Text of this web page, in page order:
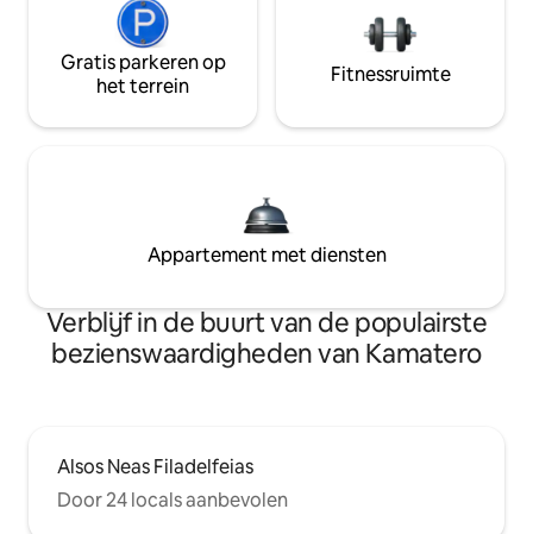
Gratis parkeren op
het terrein
Fitnessruimte
Appartement met diensten
Verblijf in de buurt van de populairste
bezienswaardigheden van Kamatero
Alsos Neas Filadelfeias
Door 24 locals aanbevolen